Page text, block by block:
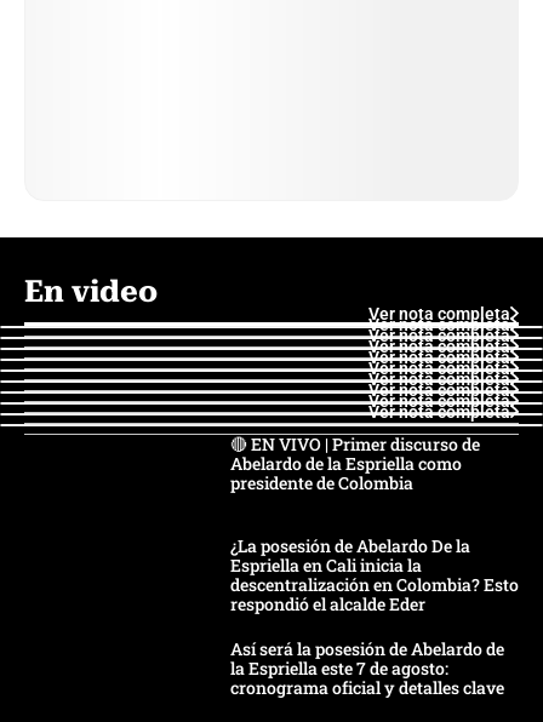
En video
Ver nota completa
Ver nota completa
Ver nota completa
Ver nota completa
Ver nota completa
Ver nota completa
Ver nota completa
Ver nota completa
Ver nota completa
Ver nota completa
🔴 EN VIVO | Primer discurso de
Abelardo de la Espriella como
presidente de Colombia
¿La posesión de Abelardo De la
Espriella en Cali inicia la
descentralización en Colombia? Esto
respondió el alcalde Eder
Así será la posesión de Abelardo de
la Espriella este 7 de agosto:
cronograma oficial y detalles clave